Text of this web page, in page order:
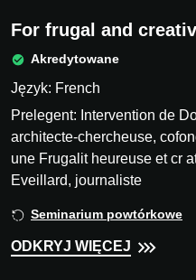
For frugal and
Akredytowane
Język: French
Prelegent: Intervention de
architecte-chercheuse,
une Frugalit heureuse et cr
Eveillard, journaliste
Seminarium powtórkowe
ODKRYJ WIĘCEJ